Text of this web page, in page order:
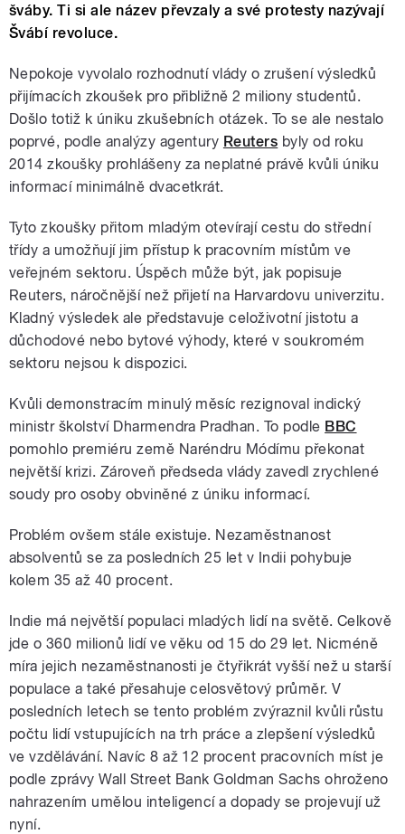
šváby. Ti si ale název převzaly a své protesty nazývají
Švábí revoluce.
Nepokoje vyvolalo rozhodnutí vlády o zrušení výsledků
přijímacích zkoušek pro přibližně 2 miliony studentů.
Došlo totiž k úniku zkušebních otázek. To se ale nestalo
poprvé, podle analýzy agentury Reuters byly od roku
2014 zkoušky prohlášeny za neplatné právě kvůli úniku
informací minimálně dvacetkrát.
Tyto zkoušky přitom mladým otevírají cestu do střední
třídy a umožňují jim přístup k pracovním místům ve
veřejném sektoru. Úspěch může být, jak popisuje
Reuters, náročnější než přijetí na Harvardovu univerzitu.
Kladný výsledek ale představuje celoživotní jistotu a
důchodové nebo bytové výhody, které v soukromém
sektoru nejsou k dispozici.
Kvůli demonstracím minulý měsíc rezignoval indický
ministr školství Dharmendra Pradhan. To podle BBC
pomohlo premiéru země Naréndru Módímu překonat
největší krizi. Zároveň předseda vlády zavedl zrychlené
soudy pro osoby obviněné z úniku informací.
Problém ovšem stále existuje. Nezaměstnanost
absolventů se za posledních 25 let v Indii pohybuje
kolem 35 až 40 procent.
Indie má největší populaci mladých lidí na světě. Celkově
jde o 360 milionů lidí ve věku od 15 do 29 let. Nicméně
míra jejich nezaměstnanosti je čtyřikrát vyšší než u starší
populace a také přesahuje celosvětový průměr. V
posledních letech se tento problém zvýraznil kvůli růstu
počtu lidí vstupujících na trh práce a zlepšení výsledků
ve vzdělávání. Navíc 8 až 12 procent pracovních míst je
podle zprávy Wall Street Bank Goldman Sachs ohroženo
nahrazením umělou inteligencí a dopady se projevují už
nyní.